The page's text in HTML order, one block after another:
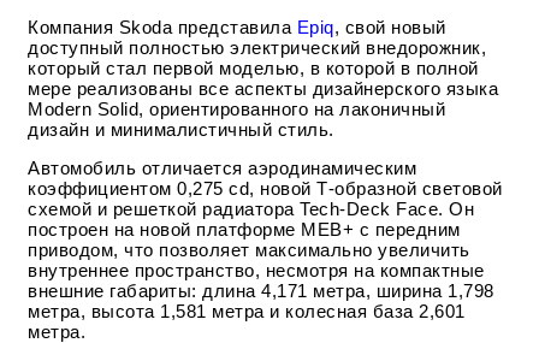
Компания Skoda представила Epiq, свой новый
доступный полностью электрический внедорожник,
который стал первой моделью, в которой в полной
мере реализованы все аспекты дизайнерского языка
Modern Solid, ориентированного на лаконичный
дизайн и минималистичный стиль.
Автомобиль отличается аэродинамическим
коэффициентом 0,275 cd, новой Т-образной световой
схемой и решеткой радиатора Tech-Deck Face. Он
построен на новой платформе MEB+ с передним
приводом, что позволяет максимально увеличить
внутреннее пространство, несмотря на компактные
внешние габариты: длина 4,171 метра, ширина 1,798
метра, высота 1,581 метра и колесная база 2,601
метра.